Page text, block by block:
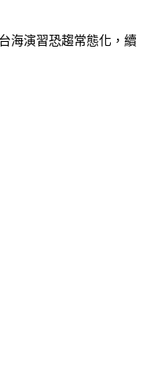
海演習恐趨常態化，續